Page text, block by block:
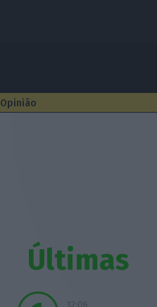
Opinião
Últimas
12:06